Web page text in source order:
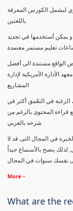
ليشمل الكورس المعرفة
باللغتين
يمكن أستخدمها في تجديد
تعليم مستمر معتمدة
مستندة الى أفضل
الأدارة الأمريكية لإدارة
المشاريع
في التعّمق أكثر في
قراءة المحتوى بالرغم من
شرحه بالعربي
في المجال التى قد لا
ينصح بالأستماع جيداً
نفسك سنوات في المجال
More
What are the